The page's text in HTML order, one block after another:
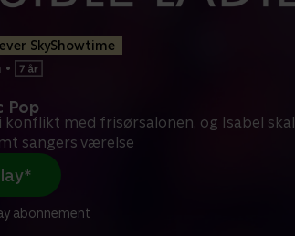
SkyShowtime
•
Pop
konflikt med frisørsalonen, og Isabel skal
sangers værelse
abonnement